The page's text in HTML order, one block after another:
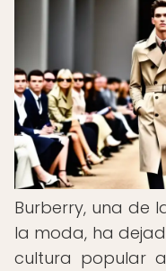
Burberry, una de
la moda, ha
cultura popular